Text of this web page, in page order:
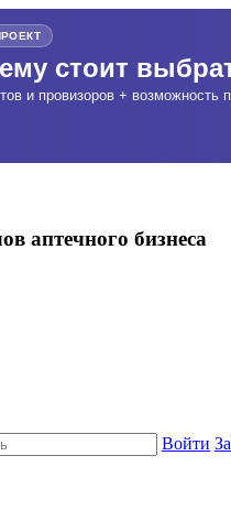
стоит
и провизоров + возможность
аптечного бизнеса
Войти